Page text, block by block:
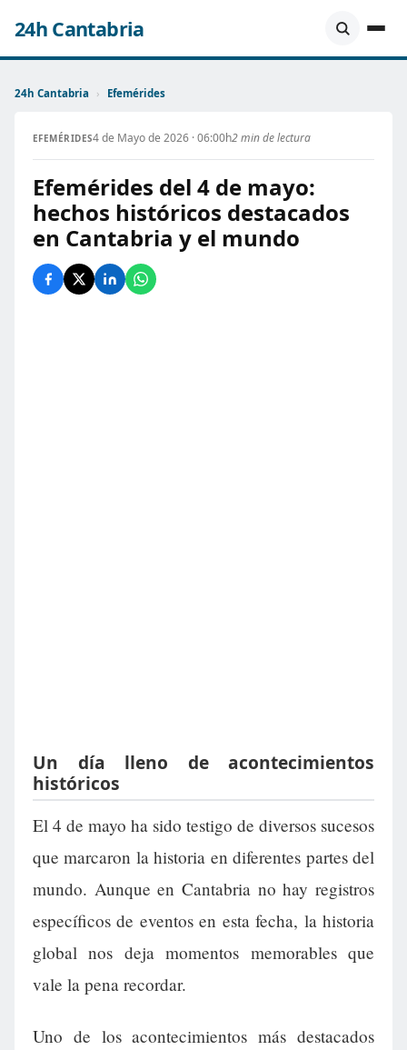
24h Cantabria
24h Cantabria › Efemérides
EFEMÉRIDES4 de Mayo de 2026 · 06:00h2 min de lectura
Efemérides del 4 de mayo:
hechos históricos destacados
en Cantabria y el mundo
Un día lleno de acontecimientos
históricos
El 4 de mayo ha sido testigo de diversos sucesos
que marcaron la historia en diferentes partes del
mundo. Aunque en Cantabria no hay registros
específicos de eventos en esta fecha, la historia
global nos deja momentos memorables que
vale la pena recordar.
Uno de los acontecimientos más destacados